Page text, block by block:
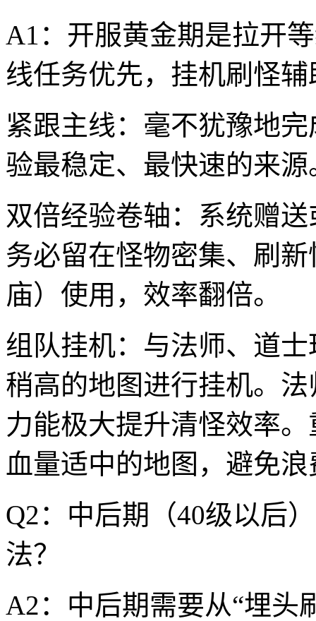
A1：开服黄金期是拉开
线任务优先，挂机刷怪辅
紧跟主线：毫不犹豫地
验最稳定、最快速的来源
双倍经验卷轴：系统赠
务必留在怪物密集、刷
庙）使用，效率翻倍。
组队挂机：与法师、道
稍高的地图进行挂机。
力能极大提升清怪效率
血量适中的地图，避免
Q2：中后期（40级以后
法？
A2：中后期需要从“埋头